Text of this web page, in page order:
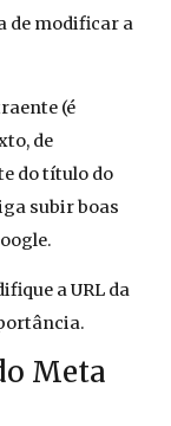
de modificar a
(é
de
do título do
subir boas
a URL da
Meta